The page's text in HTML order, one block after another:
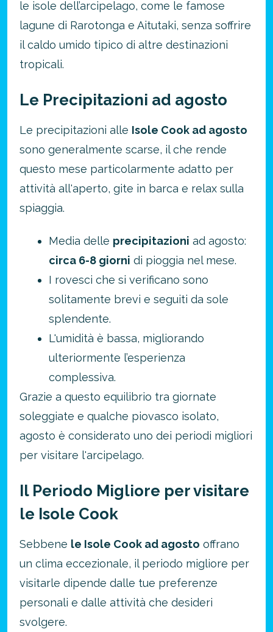
le isole dell’arcipelago, come le famose
lagune di Rarotonga e Aitutaki, senza soffrire
il caldo umido tipico di altre destinazioni
tropicali.
Le Precipitazioni ad agosto
Le precipitazioni alle Isole Cook ad agosto
sono generalmente scarse, il che rende
questo mese particolarmente adatto per
attività all'aperto, gite in barca e relax sulla
spiaggia.
Media delle precipitazioni ad agosto:
circa 6-8 giorni di pioggia nel mese.
I rovesci che si verificano sono
solitamente brevi e seguiti da sole
splendente.
L'umidità è bassa, migliorando
ulteriormente l’esperienza
complessiva.
Grazie a questo equilibrio tra giornate
soleggiate e qualche piovasco isolato,
agosto è considerato uno dei periodi migliori
per visitare l'arcipelago.
Il Periodo Migliore per visitare
le Isole Cook
Sebbene le Isole Cook ad agosto offrano
un clima eccezionale, il periodo migliore per
visitarle dipende dalle tue preferenze
personali e dalle attività che desideri
svolgere.